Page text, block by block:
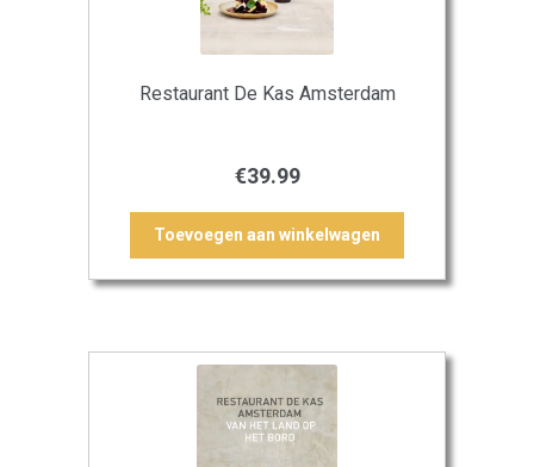
Restaurant De Kas Amsterdam
€39.99
Toevoegen aan winkelwagen